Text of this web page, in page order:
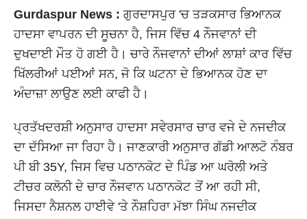
Gurdaspur News : ਗੁਰਦਾਸਪੁਰ 'ਚ ਤੜਕਸਾਰ ਭਿਆਨਕ
ਹਾਦਸਾ ਵਾਪਰਨ ਦੀ ਸੂਚਨਾ ਹੈ, ਜਿਸ ਵਿੱਚ 4 ਨੌਜਵਾਨਾਂ ਦੀ
ਦੁਖਦਾਈ ਮੌਤ ਹੋ ਗਈ ਹੈ। ਚਾਰੇ ਨੌਜਵਾਨਾਂ ਦੀਆਂ ਲਾਸ਼ਾਂ ਕਾਰ ਵਿੱਚ
ਖਿੱਲਰੀਆਂ ਪਈਆਂ ਸਨ, ਜੋ ਕਿ ਘਟਨਾ ਦੇ ਭਿਆਨਕ ਹੋਣ ਦਾ
ਅੰਦਾਜ਼ਾ ਲਾਉਣ ਲਈ ਕਾਫੀ ਹੈ।
ਪ੍ਰਤੱਖਦਰਸ਼ੀ ਅਨੁਸਾਰ ਹਾਦਸਾ ਸਵੇਰਸਾਰ ਚਾਰ ਵਜੇ ਦੇ ਨਜਦੀਕ
ਦਾ ਦੱਸਿਆ ਜਾ ਰਿਹਾ ਹੈ। ਜਾਣਕਾਰੀ ਅਨੁਸਾਰ ਗੱਡੀ ਆਲਟੋ ਨੰਬਰ
ਪੀ ਬੀ 35Y, ਜਿਸ ਵਿਚ ਪਠਾਨਕੋਟ ਦੇ ਪਿੰਡ ਆ ਘਰੋਲੀ ਅਤੇ
ਟੀਚਰ ਕਲੋਨੀ ਦੇ ਚਾਰ ਨੌਜਵਾਨ ਪਠਾਨਕੋਟ ਤੋਂ ਆ ਰਹੀ ਸੀ,
ਜਿਸਦਾ ਨੈਸ਼ਨਲ ਹਾਈਵੇ 'ਤੇ ਨੌਸ਼ਹਿਰਾ ਮੱਝਾ ਸਿੰਘ ਨਜਦੀਕ